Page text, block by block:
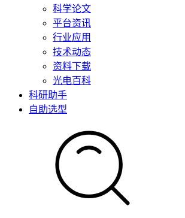
科学论文
平台资讯
行业应用
技术动态
资料下载
光电百科
科研助手
自助选型